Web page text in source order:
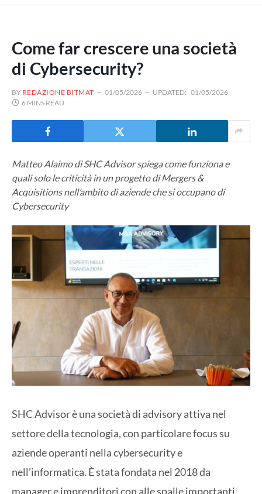
Come far crescere una società
di Cybersecurity?
BY REDAZIONE BITMAT 01/05/2026 UPDATED: 01/05/2026
6 MINS READ
Matteo Alaimo di SHC Advisor spiega come funziona e
quali solo le criticità in un progetto di Mergers &
Acquisitions nell’ambito di aziende che si occupano di
Cybersecurity
SHC Advisor è una società di advisory attiva nel
settore della tecnologia, con particolare focus su
aziende operanti nella cybersecurity e
nell’informatica. È stata fondata nel 2018 da
manager e imprenditori con alle spalle importanti